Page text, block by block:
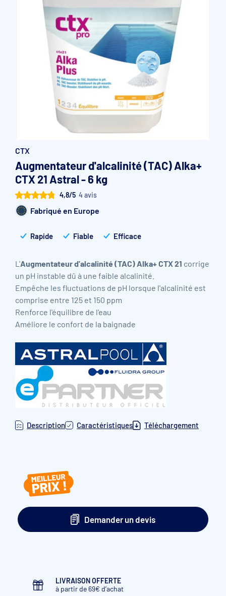
Accessoires et pièces détachées filtration
Pompe de filtration à vitesse variable
Vannes multivoies filtres à sable
Groupe de filtration sur palette
CTX
Augmentateur d'alcalinité (TAC) Alka+
CTX 21 Astral - 6 kg
4,8/5 4 avis
Fabriqué en Europe
Rapide Fiable Efficace
L'Augmentateur d'alcalinité (TAC) Alka+ CTX 21 corrige
un pH instable dû à une faible alcalinité.
Empêche les fluctuations de pH lorsque l'alcalinité est
comprise entre 125 et 150 ppm
Renforce l'équilibre de l'eau
Améliore le confort de la baignade
Description Caractéristiques Téléchargement
Demander un devis
LIVRAISON OFFERTE
à partir de 69€ d’achat